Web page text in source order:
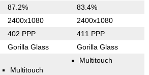
87.2% 83.4%
2400x1080 2400x1080
402 PPP 411 PPP
Gorilla Glass Gorilla Glass
Multitouch
Multitouch